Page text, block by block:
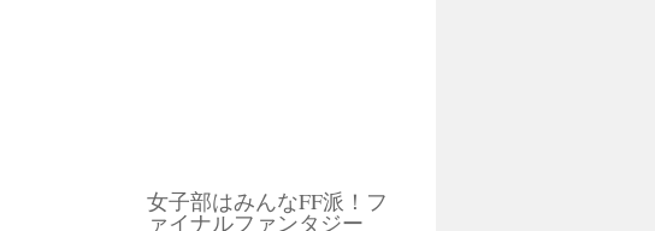
女子部はみんなFF派！フ
ァイナルファンタジー